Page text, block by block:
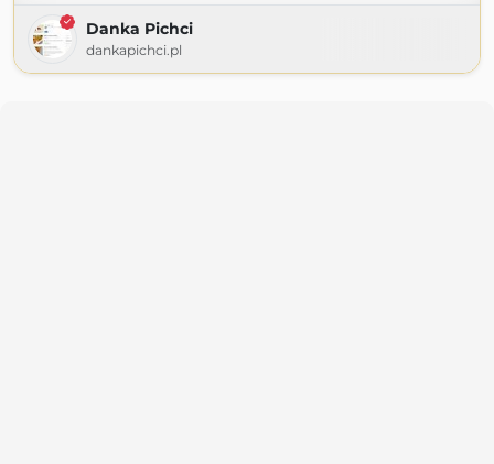
Danka Pichci
dankapichci.pl